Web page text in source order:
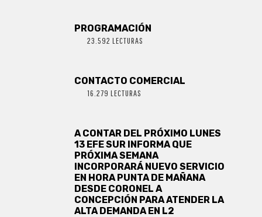
PROGRAMACIÓN
23.592 LECTURAS
CONTACTO COMERCIAL
16.279 LECTURAS
A CONTAR DEL PRÓXIMO LUNES
13 EFE SUR INFORMA QUE
PRÓXIMA SEMANA
INCORPORARÁ NUEVO SERVICIO
EN HORA PUNTA DE MAÑANA
DESDE CORONEL A
CONCEPCIÓN PARA ATENDER LA
ALTA DEMANDA EN L2